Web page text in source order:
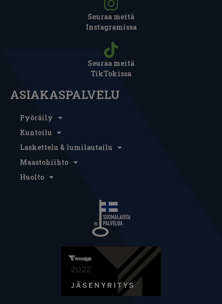
Seuraa meitä
Instagramissa
Seuraa meitä
TikTokissa
ASIAKASPALVELU
Pyöräily
Kuntoilu
Laskettelu & lumilautailu
Maastohiihto
Huolto